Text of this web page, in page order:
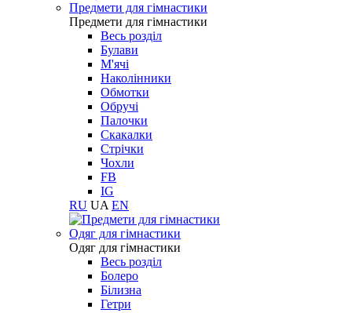
Предмети для гімнастики
Предмети для гімнастики
Весь розділ
Булави
М'ячі
Наколінники
Обмотки
Обручі
Палочки
Скакалки
Стрічки
Чохли
FB
IG
RU UA EN
Одяг для гімнастики
Одяг для гімнастики
Весь розділ
Болеро
Білизна
Гетри